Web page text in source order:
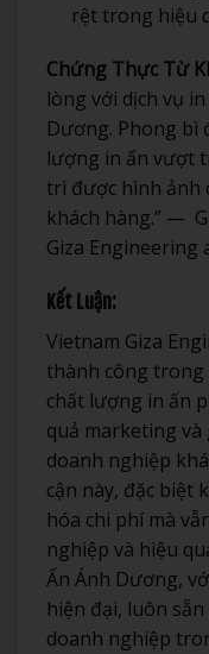
rệt trong hiệu
Chứng Thực Từ
lòng với dịch vụ
Dương. Phong bì
lượng in ấn vượt
trì được hình ảnh
khách hàng.” —
Giza Engineering
Kết Luận:
Vietnam Giza
thành công trong
chất lượng in ấn
quả marketing và
doanh nghiệp
cận này, đặc biệt
hóa chi phí mà
nghiệp và hiệu
Ấn Ánh Dương,
hiện đại, luôn
doanh nghiệp